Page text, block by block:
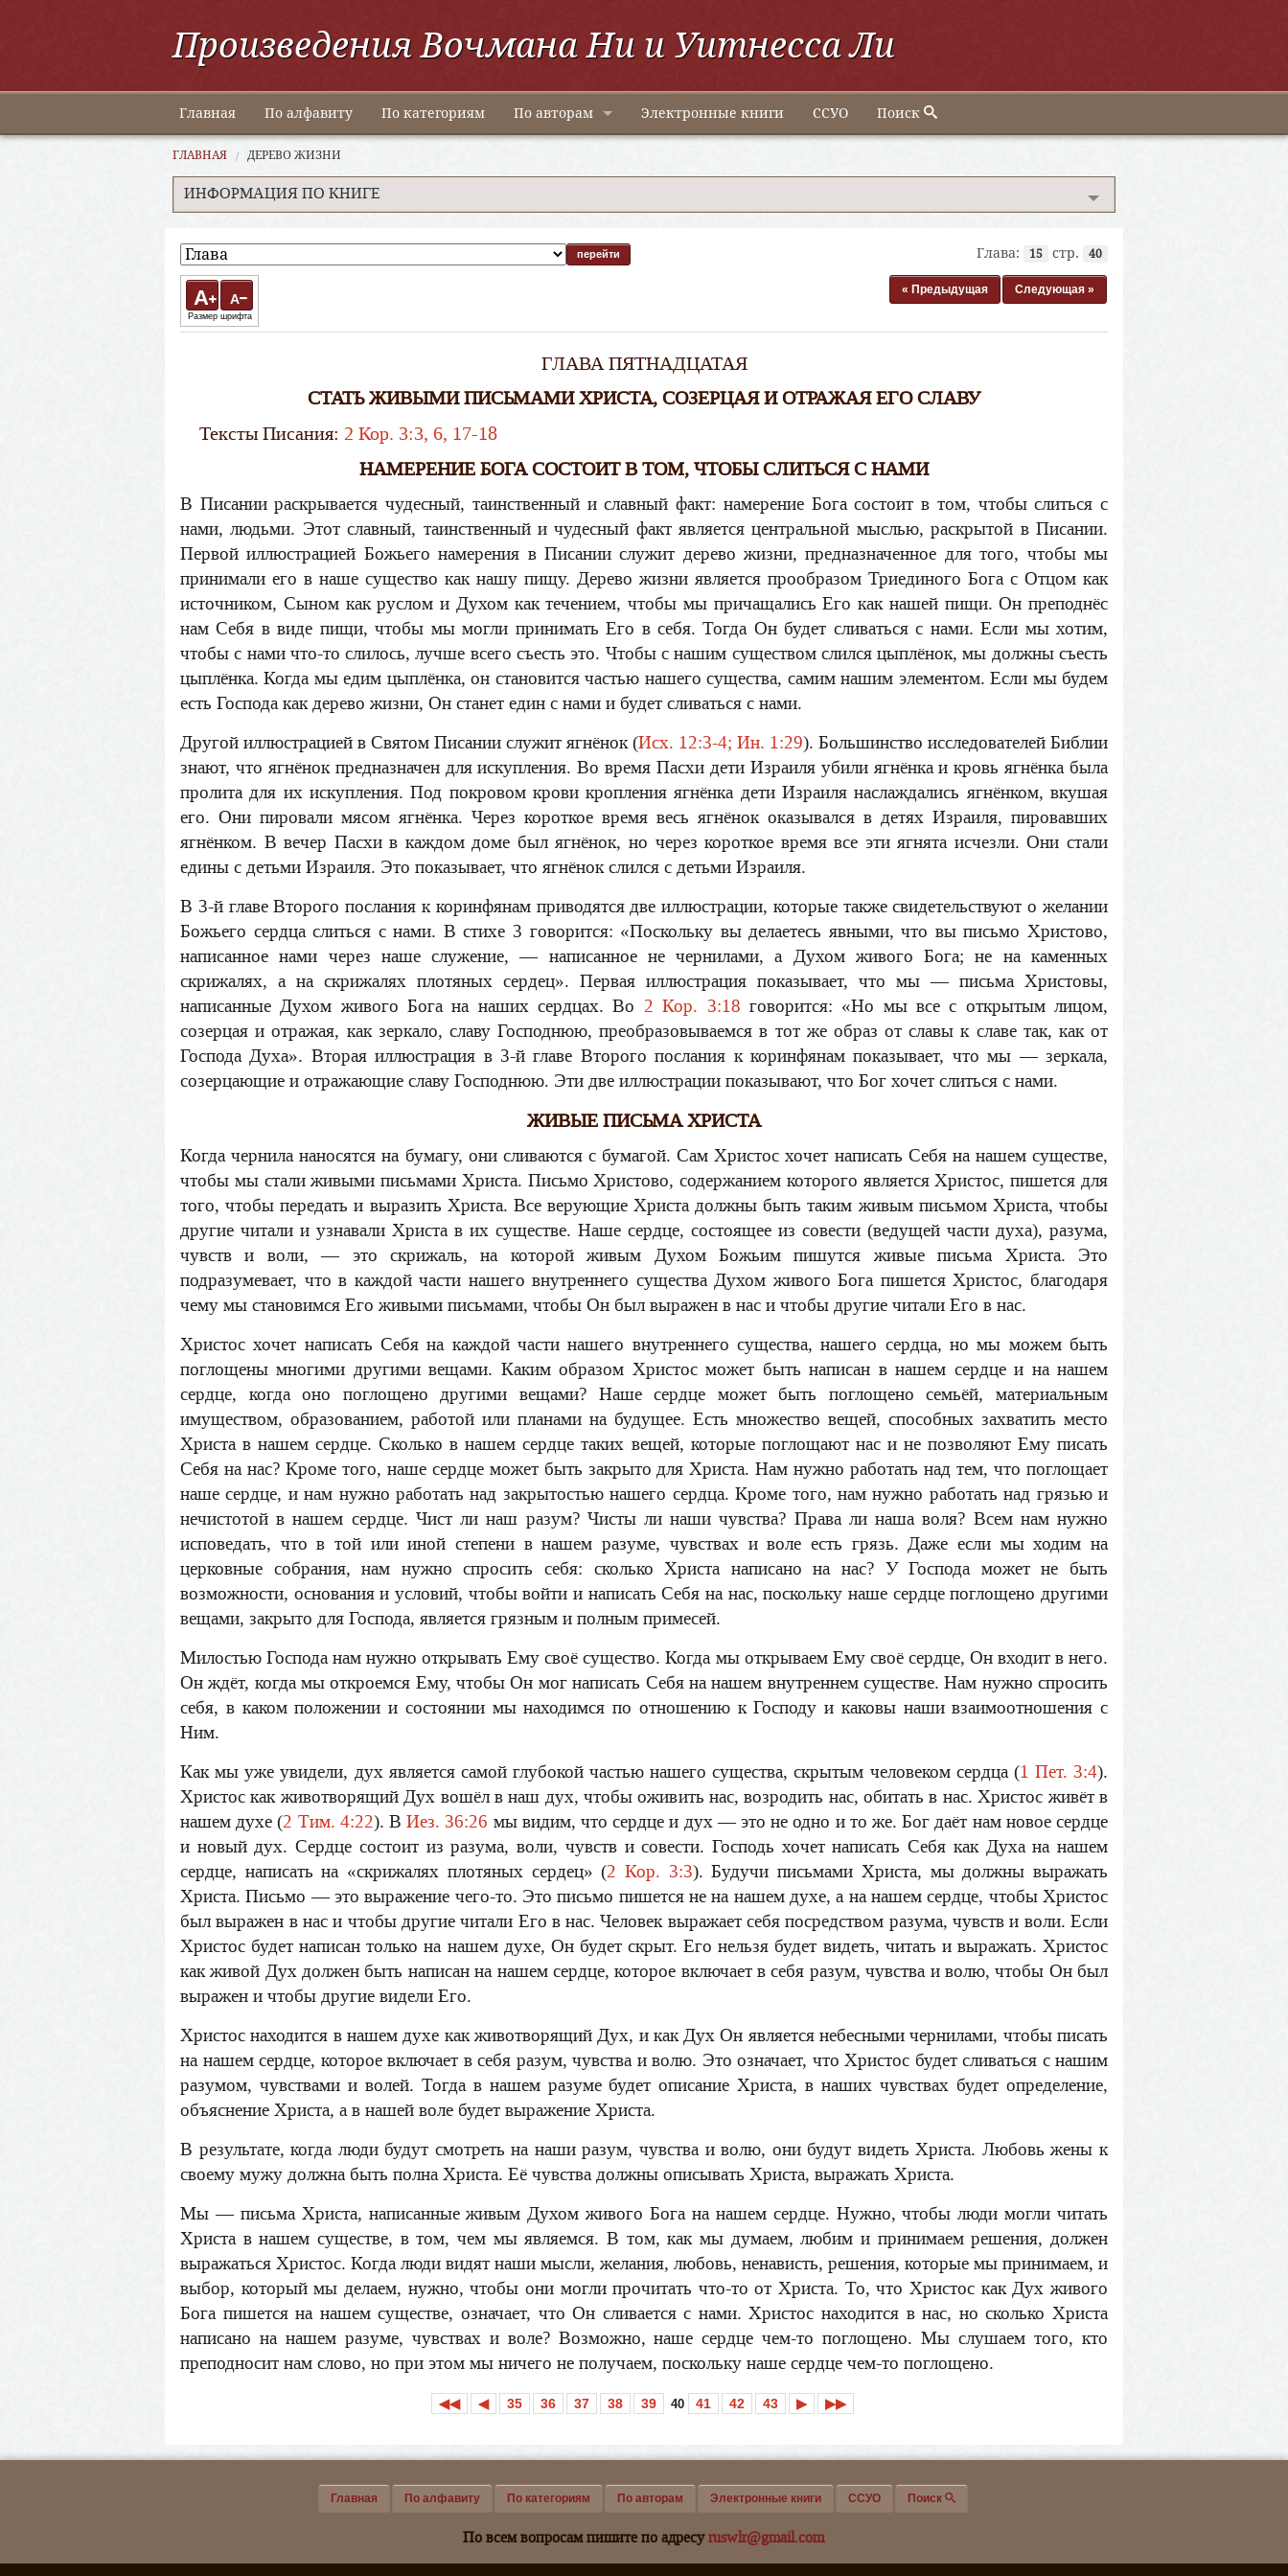
Произведения Вочмана Ни и Уитнесса Ли
Главная По алфавиту По категориям По авторам Электронные книги ССУО Поиск
ГЛАВНАЯ ДЕРЕВО ЖИЗНИ
ИНФОРМАЦИЯ ПО КНИГЕ
Глава: 15 стр. 40
A A
Размер шрифта
« Предыдущая Следующая »
ГЛАВА ПЯТНАДЦАТАЯ
СТАТЬ ЖИВЫМИ ПИСЬМАМИ ХРИСТА, СОЗЕРЦАЯ И ОТРАЖАЯ ЕГО СЛАВУ
Тексты Писания: 2 Кор. 3:3, 6, 17-18
НАМЕРЕНИЕ БОГА СОСТОИТ В ТОМ, ЧТОБЫ СЛИТЬСЯ С НАМИ
В Писании раскрывается чудесный, таинственный и славный факт: намерение Бога состоит в том, чтобы слиться с
нами, людьми. Этот славный, таинственный и чудесный факт является центральной мыслью, раскрытой в Писании.
Первой иллюстрацией Божьего намерения в Писании служит дерево жизни, предназначенное для того, чтобы мы
принимали его в наше существо как нашу пищу. Дерево жизни является прообразом Триединого Бога с Отцом как
источником, Сыном как руслом и Духом как течением, чтобы мы причащались Его как нашей пищи. Он преподнёс
нам Себя в виде пищи, чтобы мы могли принимать Его в себя. Тогда Он будет сливаться с нами. Если мы хотим,
чтобы с нами что-то слилось, лучше всего съесть это. Чтобы с нашим существом слился цыплёнок, мы должны съесть
цыплёнка. Когда мы едим цыплёнка, он становится частью нашего существа, самим нашим элементом. Если мы будем
есть Господа как дерево жизни, Он станет един с нами и будет сливаться с нами.
Другой иллюстрацией в Святом Писании служит ягнёнок (Исх. 12:3-4; Ин. 1:29). Большинство исследователей Библии
знают, что ягнёнок предназначен для искупления. Во время Пасхи дети Израиля убили ягнёнка и кровь ягнёнка была
пролита для их искупления. Под покровом крови кропления ягнёнка дети Израиля наслаждались ягнёнком, вкушая
его. Они пировали мясом ягнёнка. Через короткое время весь ягнёнок оказывался в детях Израиля, пировавших
ягнёнком. В вечер Пасхи в каждом доме был ягнёнок, но через короткое время все эти ягнята исчезли. Они стали
едины с детьми Израиля. Это показывает, что ягнёнок слился с детьми Израиля.
В 3-й главе Второго послания к коринфянам приводятся две иллюстрации, которые также свидетельствуют о желании
Божьего сердца слиться с нами. В стихе 3 говорится: «Поскольку вы делаетесь явными, что вы письмо Христово,
написанное нами через наше служение, — написанное не чернилами, а Духом живого Бога; не на каменных
скрижалях, а на скрижалях плотяных сердец». Первая иллюстрация показывает, что мы — письма Христовы,
написанные Духом живого Бога на наших сердцах. Во 2 Кор. 3:18 говорится: «Но мы все с открытым лицом,
созерцая и отражая, как зеркало, славу Господнюю, преобразовываемся в тот же образ от славы к славе так, как от
Господа Духа». Вторая иллюстрация в 3-й главе Второго послания к коринфянам показывает, что мы — зеркала,
созерцающие и отражающие славу Господнюю. Эти две иллюстрации показывают, что Бог хочет слиться с нами.
ЖИВЫЕ ПИСЬМА ХРИСТА
Когда чернила наносятся на бумагу, они сливаются с бумагой. Сам Христос хочет написать Себя на нашем существе,
чтобы мы стали живыми письмами Христа. Письмо Христово, содержанием которого является Христос, пишется для
того, чтобы передать и выразить Христа. Все верующие Христа должны быть таким живым письмом Христа, чтобы
другие читали и узнавали Христа в их существе. Наше сердце, состоящее из совести (ведущей части духа), разума,
чувств и воли, — это скрижаль, на которой живым Духом Божьим пишутся живые письма Христа. Это
подразумевает, что в каждой части нашего внутреннего существа Духом живого Бога пишется Христос, благодаря
чему мы становимся Его живыми письмами, чтобы Он был выражен в нас и чтобы другие читали Его в нас.
Христос хочет написать Себя на каждой части нашего внутреннего существа, нашего сердца, но мы можем быть
поглощены многими другими вещами. Каким образом Христос может быть написан в нашем сердце и на нашем
сердце, когда оно поглощено другими вещами? Наше сердце может быть поглощено семьёй, материальным
имуществом, образованием, работой или планами на будущее. Есть множество вещей, способных захватить место
Христа в нашем сердце. Сколько в нашем сердце таких вещей, которые поглощают нас и не позволяют Ему писать
Себя на нас? Кроме того, наше сердце может быть закрыто для Христа. Нам нужно работать над тем, что поглощает
наше сердце, и нам нужно работать над закрытостью нашего сердца. Кроме того, нам нужно работать над грязью и
нечистотой в нашем сердце. Чист ли наш разум? Чисты ли наши чувства? Права ли наша воля? Всем нам нужно
исповедать, что в той или иной степени в нашем разуме, чувствах и воле есть грязь. Даже если мы ходим на
церковные собрания, нам нужно спросить себя: сколько Христа написано на нас? У Господа может не быть
возможности, основания и условий, чтобы войти и написать Себя на нас, поскольку наше сердце поглощено другими
вещами, закрыто для Господа, является грязным и полным примесей.
Милостью Господа нам нужно открывать Ему своё существо. Когда мы открываем Ему своё сердце, Он входит в него.
Он ждёт, когда мы откроемся Ему, чтобы Он мог написать Себя на нашем внутреннем существе. Нам нужно спросить
себя, в каком положении и состоянии мы находимся по отношению к Господу и каковы наши взаимоотношения с
Ним.
Как мы уже увидели, дух является самой глубокой частью нашего существа, скрытым человеком сердца (1 Пет. 3:4).
Христос как животворящий Дух вошёл в наш дух, чтобы оживить нас, возродить нас, обитать в нас. Христос живёт в
нашем духе (2 Тим. 4:22). ВИез. 36:26 мы видим, что сердце и дух — это не одно и то же. Бог даёт нам новое сердце
и новый дух. Сердце состоит из разума, воли, чувств и совести. Господь хочет написать Себя как Духа на нашем
сердце, написать на «скрижалях плотяных сердец» (2 Кор. 3:3). Будучи письмами Христа, мы должны выражать
Христа. Письмо — это выражение чего-то. Это письмо пишется не на нашем духе, а на нашем сердце, чтобы Христос
был выражен в нас и чтобы другие читали Его в нас. Человек выражает себя посредством разума, чувств и воли. Если
Христос будет написан только на нашем духе, Он будет скрыт. Его нельзя будет видеть, читать и выражать. Христос
как живой Дух должен быть написан на нашем сердце, которое включает в себя разум, чувства и волю, чтобы Он был
выражен и чтобы другие видели Его.
Христос находится в нашем духе как животворящий Дух, и как Дух Он является небесными чернилами, чтобы писать
на нашем сердце, которое включает в себя разум, чувства и волю. Это означает, что Христос будет сливаться с нашим
разумом, чувствами и волей. Тогда в нашем разуме будет описание Христа, в наших чувствах будет определение,
объяснение Христа, а в нашей воле будет выражение Христа.
В результате, когда люди будут смотреть на наши разум, чувства и волю, они будут видеть Христа. Любовь жены к
своему мужу должна быть полна Христа. Её чувства должны описывать Христа, выражать Христа.
Мы — письма Христа, написанные живым Духом живого Бога на нашем сердце. Нужно, чтобы люди могли читать
Христа в нашем существе, в том, чем мы являемся. В том, как мы думаем, любим и принимаем решения, должен
выражаться Христос. Когда люди видят наши мысли, желания, любовь, ненависть, решения, которые мы принимаем, и
выбор, который мы делаем, нужно, чтобы они могли прочитать что-то от Христа. То, что Христос как Дух живого
Бога пишется на нашем существе, означает, что Он сливается с нами. Христос находится в нас, но сколько Христа
написано на нашем разуме, чувствах и воле? Возможно, наше сердце чем-то поглощено. Мы слушаем того, кто
преподносит нам слово, но при этом мы ничего не получаем, поскольку наше сердце чем-то поглощено.
◀◀ ◀ 35 36 37 38 39 40 41 42 43 ▶ ▶▶
Главная По алфавиту По категориям По авторам Электронные книги ССУО Поиск
По всем вопросам пишите по адресуruswlr@gmail.com